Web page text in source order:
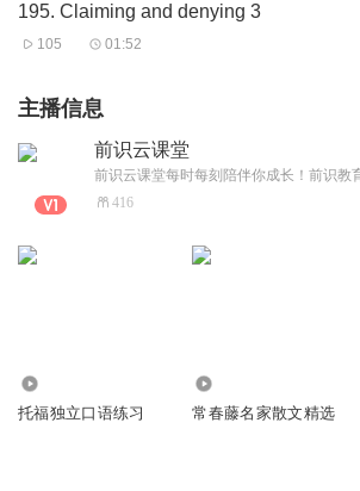
195. Claiming and denying 3
105 01:52
主播信息
前识云课堂
416
托福独立口语练习 常春藤名家散文精选